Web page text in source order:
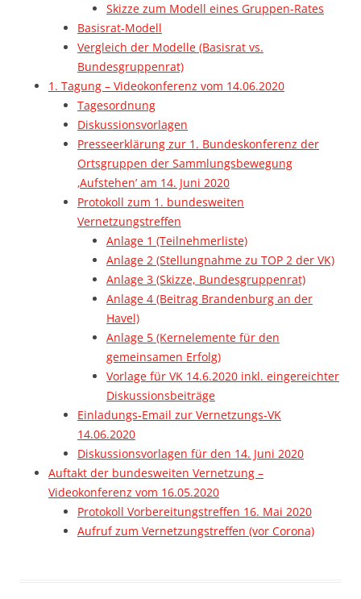
Skizze zum Modell eines Gruppen-Rates
Basisrat-Modell
Vergleich der Modelle (Basisrat vs.
Bundesgruppenrat)
1. Tagung – Videokonferenz vom 14.06.2020
Tagesordnung
Diskussionsvorlagen
Presseerklärung zur 1. Bundeskonferenz der
Ortsgruppen der Sammlungsbewegung
‚Aufstehen’ am 14. Juni 2020
Protokoll zum 1. bundesweiten
Vernetzungstreffen
Anlage 1 (Teilnehmerliste)
Anlage 2 (Stellungnahme zu TOP 2 der VK)
Anlage 3 (Skizze, Bundesgruppenrat)
Anlage 4 (Beitrag Brandenburg an der
Havel)
Anlage 5 (Kernelemente für den
gemeinsamen Erfolg)
Vorlage für VK 14.6.2020 inkl. eingereichter
Diskussionsbeiträge
Einladungs-Email zur Vernetzungs-VK
14.06.2020
Diskussionsvorlagen für den 14. Juni 2020
Auftakt der bundesweiten Vernetzung –
Videokonferenz vom 16.05.2020
Protokoll Vorbereitungstreffen 16. Mai 2020
Aufruf zum Vernetzungstreffen (vor Corona)